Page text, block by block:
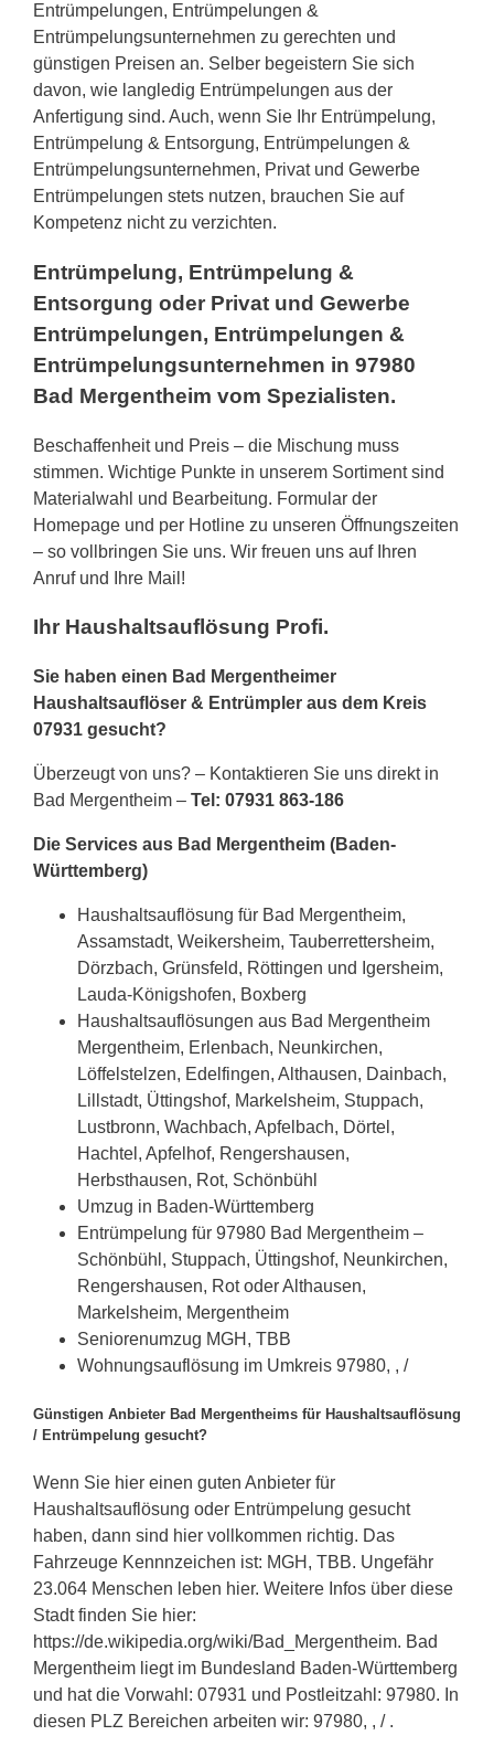
Entrümpelungen, Entrümpelungen &
Entrümpelungsunternehmen zu gerechten und
günstigen Preisen an. Selber begeistern Sie sich
davon, wie langledig Entrümpelungen aus der
Anfertigung sind. Auch, wenn Sie Ihr Entrümpelung,
Entrümpelung & Entsorgung, Entrümpelungen &
Entrümpelungsunternehmen, Privat und Gewerbe
Entrümpelungen stets nutzen, brauchen Sie auf
Kompetenz nicht zu verzichten.
Entrümpelung, Entrümpelung &
Entsorgung oder Privat und Gewerbe
Entrümpelungen, Entrümpelungen &
Entrümpelungsunternehmen in 97980
Bad Mergentheim vom Spezialisten.
Beschaffenheit und Preis – die Mischung muss
stimmen. Wichtige Punkte in unserem Sortiment sind
Materialwahl und Bearbeitung. Formular der
Homepage und per Hotline zu unseren Öffnungszeiten
– so vollbringen Sie uns. Wir freuen uns auf Ihren
Anruf und Ihre Mail!
Ihr Haushaltsauflösung Profi.
Sie haben einen Bad Mergentheimer
Haushaltsauflöser & Entrümpler aus dem Kreis
07931 gesucht?
Überzeugt von uns? – Kontaktieren Sie uns direkt in
Bad Mergentheim – Tel: 07931 863-186
Die Services aus Bad Mergentheim (Baden-
Württemberg)
Haushaltsauflösung für Bad Mergentheim,
Assamstadt, Weikersheim, Tauberrettersheim,
Dörzbach, Grünsfeld, Röttingen und Igersheim,
Lauda-Königshofen, Boxberg
Haushaltsauflösungen aus Bad Mergentheim
Mergentheim, Erlenbach, Neunkirchen,
Löffelstelzen, Edelfingen, Althausen, Dainbach,
Lillstadt, Üttingshof, Markelsheim, Stuppach,
Lustbronn, Wachbach, Apfelbach, Dörtel,
Hachtel, Apfelhof, Rengershausen,
Herbsthausen, Rot, Schönbühl
Umzug in Baden-Württemberg
Entrümpelung für 97980 Bad Mergentheim –
Schönbühl, Stuppach, Üttingshof, Neunkirchen,
Rengershausen, Rot oder Althausen,
Markelsheim, Mergentheim
Seniorenumzug MGH, TBB
Wohnungsauflösung im Umkreis 97980, , /
Günstigen Anbieter Bad Mergentheims für Haushaltsauflösung
/ Entrümpelung gesucht?
Wenn Sie hier einen guten Anbieter für
Haushaltsauflösung oder Entrümpelung gesucht
haben, dann sind hier vollkommen richtig. Das
Fahrzeuge Kennnzeichen ist: MGH, TBB. Ungefähr
23.064 Menschen leben hier. Weitere Infos über diese
Stadt finden Sie hier:
https://de.wikipedia.org/wiki/Bad_Mergentheim. Bad
Mergentheim liegt im Bundesland Baden-Württemberg
und hat die Vorwahl: 07931 und Postleitzahl: 97980. In
diesen PLZ Bereichen arbeiten wir: 97980, , / .